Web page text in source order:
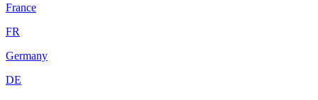
France
FR
Germany
DE